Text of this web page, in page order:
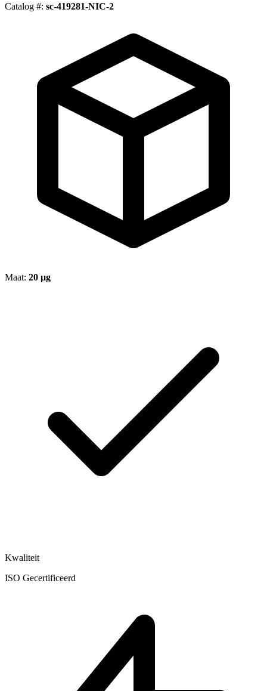
Catalog #: sc-419281-NIC-2
Maat: 20 µg
Kwaliteit
ISO Gecertificeerd